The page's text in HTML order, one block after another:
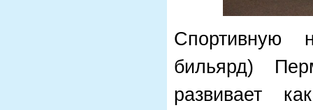
Спортивную
бильярд)
развивает